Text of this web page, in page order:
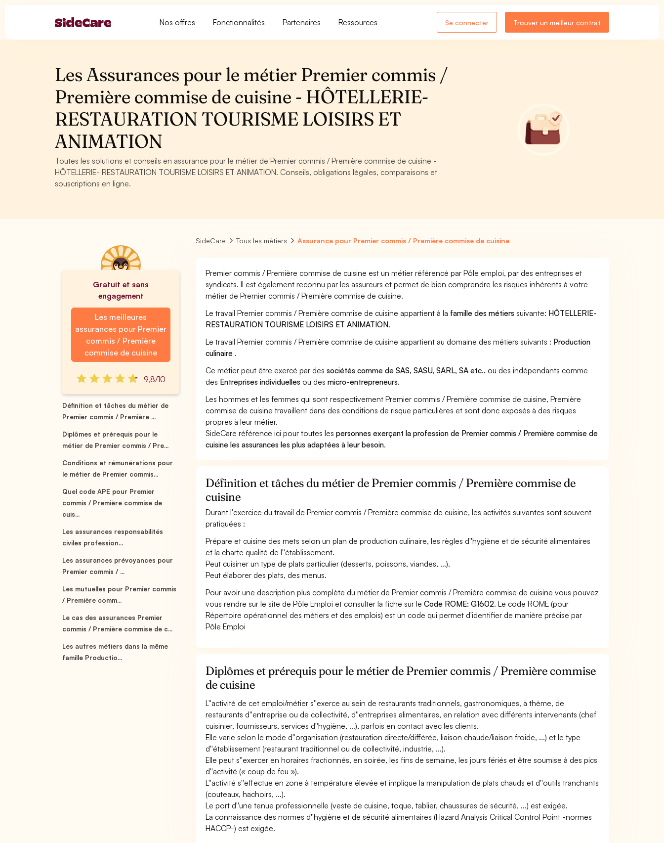
Nos offres Fonctionnalités Partenaires Ressources Se connecter Trouver un meilleur contrat
Les Assurances pour le métier Premier commis /
Première commise de cuisine - HÔTELLERIE-
RESTAURATION TOURISME LOISIRS ET
ANIMATION
Toutes les solutions et conseils en assurance pour le métier de Premier commis / Première commise de cuisine -
HÔTELLERIE- RESTAURATION TOURISME LOISIRS ET ANIMATION. Conseils, obligations légales, comparaisons et
souscriptions en ligne.
Gratuit et sans
engagement
Les meilleures
assurances pour Premier
commis / Première
commise de cuisine
9,8/10
Définition et tâches du métier de
Premier commis / Première ...
Diplômes et prérequis pour le
métier de Premier commis / Pre...
Conditions et rémunérations pour
le métier de Premier commis...
Quel code APE pour Premier
commis / Première commise de
cuis...
Les assurances responsabilités
civiles profession...
Les assurances prévoyances pour
Premier commis / ...
Les mutuelles pour Premier commis
/ Première comm...
Le cas des assurances Premier
commis / Première commise de c...
Les autres métiers dans la même
famille Productio...
SideCare Tous les métiers Assurance pour Premier commis / Première commise de cuisine
Premier commis / Première commise de cuisine est un métier référencé par Pôle emploi, par des entreprises et
syndicats. Il est également reconnu par les assureurs et permet de bien comprendre les risques inhérents à votre
métier de Premier commis / Première commise de cuisine.
Le travail Premier commis / Première commise de cuisine appartient à la famille des métiers suivante: HÔTELLERIE-
RESTAURATION TOURISME LOISIRS ET ANIMATION.
Le travail Premier commis / Première commise de cuisine appartient au domaine des métiers suivants : Production
culinaire .
Ce métier peut être exercé par dessociétés comme de SAS, SASU, SARL, SA etc.. ou des indépendants comme
des Entreprises individuelles ou desmicro-entrepreneurs.
Les hommes et les femmes qui sont respectivement Premier commis / Première commise de cuisine, Première
commise de cuisine travaillent dans des conditions de risque particulières et sont donc exposés à des risques
propres à leur métier.
SideCare référence ici pour toutes lespersonnes exerçant la profession de Premier commis / Première commise de
cuisine les assurances les plus adaptées à leur besoin.
Définition et tâches du métier de Premier commis / Première commise de
cuisine
Durant l'exercice du travail de Premier commis / Première commise de cuisine, les activités suivantes sont souvent
pratiquées :
Prépare et cuisine des mets selon un plan de production culinaire, les règles d''hygiène et de sécurité alimentaires
et la charte qualité de l''établissement.
Peut cuisiner un type de plats particulier (desserts, poissons, viandes, ...).
Peut élaborer des plats, des menus.
Pour avoir une description plus complète du métier de Premier commis / Première commise de cuisine vous pouvez
vous rendre sur le site de Pôle Emploi et consulter la fiche sur leCode ROME: G1602. Le code ROME (pour
Répertoire opérationnel des métiers et des emplois) est un code qui permet d'identifier de manière précise par
Pôle Emploi
Diplômes et prérequis pour le métier de Premier commis / Première commise
de cuisine
L''activité de cet emploi/métier s''exerce au sein de restaurants traditionnels, gastronomiques, à thème, de
restaurants d''entreprise ou de collectivité, d''entreprises alimentaires, en relation avec différents intervenants (chef
cuisinier, fournisseurs, services d''hygiène, ...), parfois en contact avec les clients.
Elle varie selon le mode d''organisation (restauration directe/différée, liaison chaude/liaison froide, ...) et le type
d''établissement (restaurant traditionnel ou de collectivité, industrie, ...).
Elle peut s''exercer en horaires fractionnés, en soirée, les fins de semaine, les jours fériés et être soumise à des pics
d''activité (« coup de feu »).
L''activité s''effectue en zone à température élevée et implique la manipulation de plats chauds et d''outils tranchants
(couteaux, hachoirs, ...).
Le port d''une tenue professionnelle (veste de cuisine, toque, tablier, chaussures de sécurité, ...) est exigée.
La connaissance des normes d''hygiène et de sécurité alimentaires (Hazard Analysis Critical Control Point -normes
HACCP-) est exigée.